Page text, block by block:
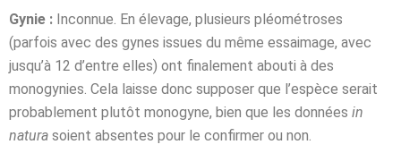
Gynie : Inconnue. En élevage, plusieurs pléométroses
(parfois avec des gynes issues du même essaimage, avec
jusqu’à 12 d’entre elles) ont finalement abouti à des
monogynies. Cela laisse donc supposer que l’espèce serait
probablement plutôt monogyne, bien que les données in
natura soient absentes pour le confirmer ou non.